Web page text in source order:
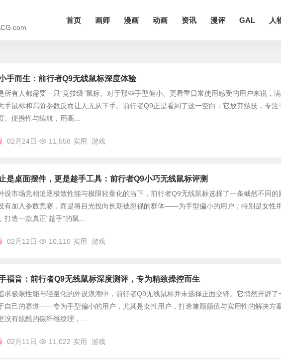
首页 画师 漫画 动画 资讯 漫评 GAL 人
手而生：前行者Q9无线鼠标深度体验
所有人都需要一只“竞技级”鼠标。对于那些手型偏小、更看重日常使用感受的用户来说，满
手鼠标和高阶参数反而让人无从下手。前行者Q9正是看到了这一空白：它放弃炫技，专注
、便携性与续航，用高...
02月24日 11,558 实用 游戏
是桌面摆件，更是趁手工具：前行者Q9小巧无线鼠标评测
设市场竞相追逐极致性能与极限轻量化的当下，前行者Q9无线鼠标选择了一条截然不同的
有加入参数竞赛，而是将目光投向长期被忽视的群体——为手型偏小的用户，特别是女性
打造一款真正“趁手”的鼠...
02月12日 10,110 实用 游戏
福音：前行者Q9无线鼠标深度测评，专为精致操控而生
求极限性能与轻量化的外设浪潮中，前行者Q9无线鼠标并未选择正面交锋。它悄然开辟了
自己的赛道——专为手型偏小的用户，尤其是女性用户，打造兼顾颜值与实用性的解决方案
没有炫酷的碳纤维纹理，...
02月11日 11,022 实用 游戏